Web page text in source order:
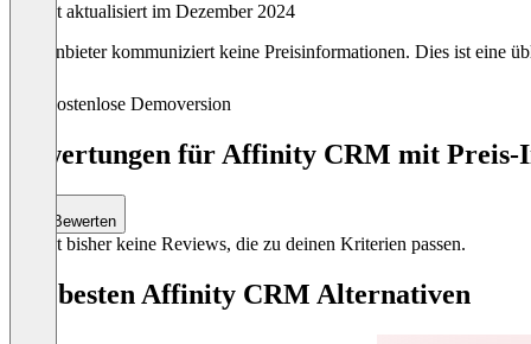
Zuletzt aktualisiert im Dezember 2024
Der Anbieter kommuniziert keine Preisinformationen. Dies ist eine
Kostenlose Demoversion
Bewertungen für Affinity CRM mit
Bewerten
Es gibt bisher keine Reviews, die zu deinen Kriterien passen.
Die besten Affinity CRM Alternativen